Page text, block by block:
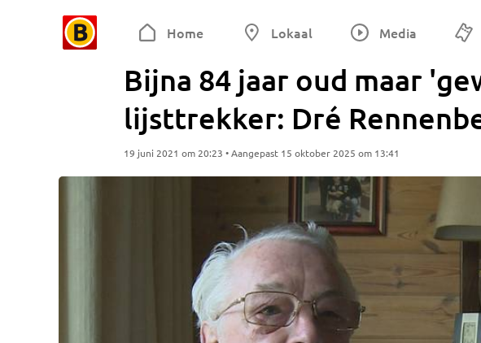
Home Lokaal Media
Bijna 84 jaar oud maar
lijsttrekker: Dré
19 juni 2021 om 20:23 • Aangepast 15 oktober 2025 om 13:41